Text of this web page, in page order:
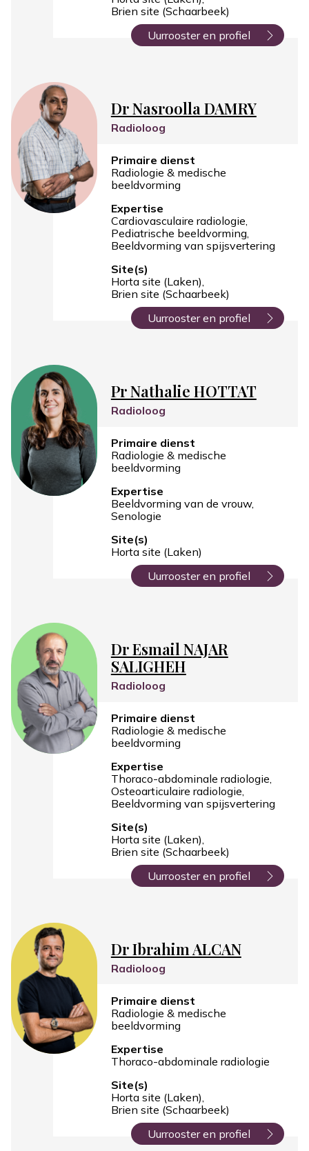
Brien site (Schaarbeek)
Uurrooster en profiel
Dr Nasroolla DAMRY
Radioloog
Primaire dienst
Radiologie & medische
beeldvorming
Expertise
Cardiovasculaire radiologie
Pediatrische beeldvorming
Beeldvorming van spijsvertering
Site(s)
Horta site (Laken)
Brien site (Schaarbeek)
Uurrooster en profiel
Pr Nathalie HOTTAT
Radioloog
Primaire dienst
Radiologie & medische
beeldvorming
Expertise
Beeldvorming van de vrouw
Senologie
Site(s)
Horta site (Laken)
Uurrooster en profiel
Dr Esmail NAJAR
SALIGHEH
Radioloog
Primaire dienst
Radiologie & medische
beeldvorming
Expertise
Thoraco-abdominale radiologie
Osteoarticulaire radiologie
Beeldvorming van spijsvertering
Site(s)
Horta site (Laken)
Brien site (Schaarbeek)
Uurrooster en profiel
Dr Ibrahim ALCAN
Radioloog
Primaire dienst
Radiologie & medische
beeldvorming
Expertise
Thoraco-abdominale radiologie
Site(s)
Horta site (Laken)
Brien site (Schaarbeek)
Uurrooster en profiel